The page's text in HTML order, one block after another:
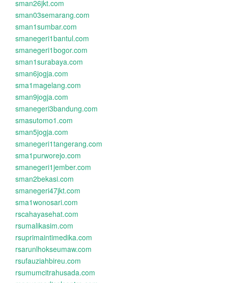
sman26jkt.com
sman03semarang.com
sman1sumbar.com
smanegeri1bantul.com
smanegeri1bogor.com
sman1surabaya.com
sman6jogja.com
sma1magelang.com
sman9jogja.com
smanegeri3bandung.com
smasutomo1.com
sman5jogja.com
smanegeri1tangerang.com
sma1purworejo.com
smanegeri1jember.com
sman2bekasi.com
smanegeri47jkt.com
sma1wonosari.com
rscahayasehat.com
rsumalikasim.com
rsuprimaintimedika.com
rsarunlhokseumaw.com
rsufauziahbireu.com
rsumumcitrahusada.com